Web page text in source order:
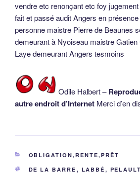
vendre etc renonçant etc foy
fait et passé audit Angers en
personne maistre Pierre de Beaunes
demeurant à Nyoiseau maistre
Laye demeurant Angers tesmoins
Odile Halbert –
autre endroit d’Internet Merci d’en
CATÉGORIES
OBLIGATION,RENTE,PRÊT
ÉTIQUETTES
DE LA BARRE , LABBÉ , PELAULT